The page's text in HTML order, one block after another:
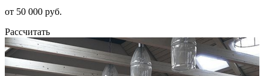
от 50 000 руб.
Рассчитать